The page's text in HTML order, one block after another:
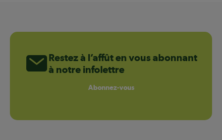
Restez à l’affût en vous abonnant
à notre infolettre
Abonnez-vous